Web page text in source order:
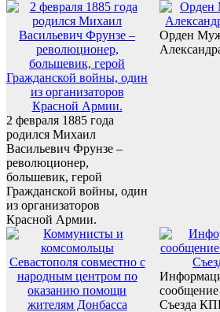
2 февраля 1885 года
родился Михаил
Васильевич Фрунзе –
революционер,
большевик, герой
Гражданской войны, один
из организаторов
Красной Армии.
Орден
Съезда